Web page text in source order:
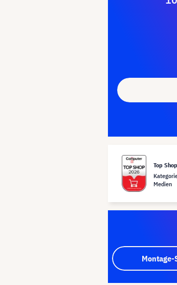
Top
Medien
Montage-